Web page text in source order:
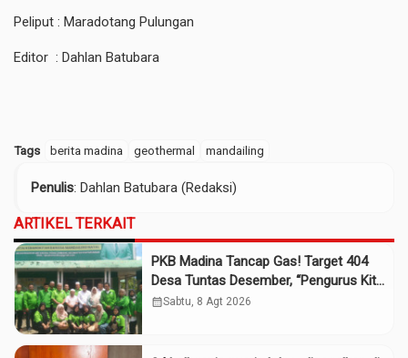
Peliput : Maradotang Pulungan
Editor : Dahlan Batubara
Tags berita madina geothermal mandailing
Penulis: Dahlan Batubara (Redaksi)
ARTIKEL TERKAIT
PKB Madina Tancap Gas! Target 404
Desa Tuntas Desember, “Pengurus Kita
Adalah Tokoh”
calendar_monthSabtu, 8 Agt 2026